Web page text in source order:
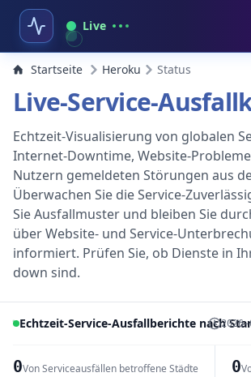
Live
Startseite Heroku Status
Live-Service-
Echtzeit-Visualisierung von globalen
Internet-Downtime, Website-
Nutzern gemeldeten Störungen aus
Überwachen Sie die Service-
Sie Ausfallmuster und bleiben Sie
über Website- und Service-
informiert. Prüfen Sie, ob Dienste in
down sind.
Echtzeit-Service-Ausfallberichte nach
0Von Serviceausfällen betroffene Städte 0